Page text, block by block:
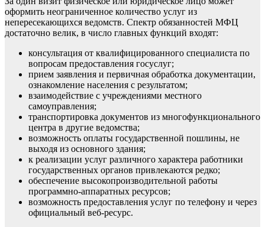
оформить неограниченное количество услуг из
непересекающихся ведомств. Спектр обязанностей МФЦ
достаточно велик, в число главных функций входят:
консультация от квалифицированного специалиста по
вопросам предоставления госуслуг;
прием заявления и первичная обработка документации,
ознакомление населения с результатом;
взаимодействие с учреждениями местного
самоуправления;
транспортировка документов из многофункционального
центра в другие ведомства;
возможность оплаты государственной пошлины, не
выходя из основного здания;
к реализации услуг различного характера работники
государственных органов привлекаются редко;
обеспечение высокопроизводительной работы
программно-аппаратных ресурсов;
возможность предоставления услуг по телефону и через
официальный веб-ресурс.